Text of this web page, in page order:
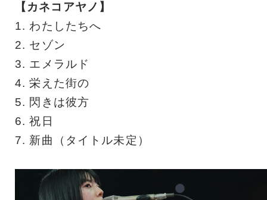
【カネコアヤノ】
1. わたしたちへ
2. セゾン
3. エメラルド
4. 栄えた街の
5. 閃きは彼方
6. 祝日
7. 新曲（タイトル未定）